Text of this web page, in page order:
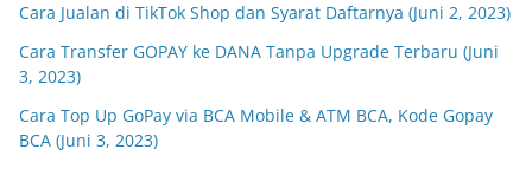
Cara Jualan di TikTok Shop dan Syarat Daftarnya (Juni 2, 2023)
Cara Transfer GOPAY ke DANA Tanpa Upgrade Terbaru (Juni
3, 2023)
Cara Top Up GoPay via BCA Mobile & ATM BCA, Kode Gopay
BCA (Juni 3, 2023)